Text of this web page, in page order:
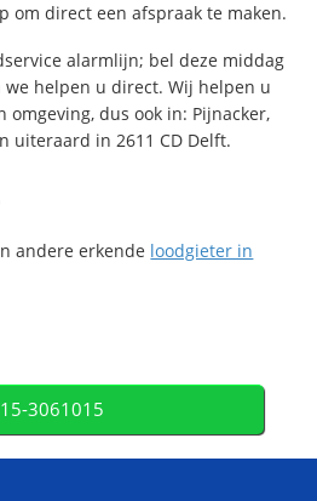
om direct een afspraak te maken.
alarmlijn; bel deze middag
we helpen u direct. Wij helpen u
omgeving, dus ook in: Pijnacker,
uiteraard in 2611 CD Delft.
andere erkende loodgieter in
3061015